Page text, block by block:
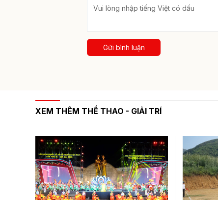
Gửi bình luận
XEM THÊM THỂ THAO - GIẢI TRÍ